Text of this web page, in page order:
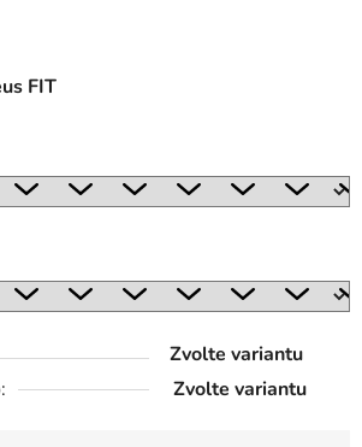
FIT
Zvolte variantu
Zvolte variantu